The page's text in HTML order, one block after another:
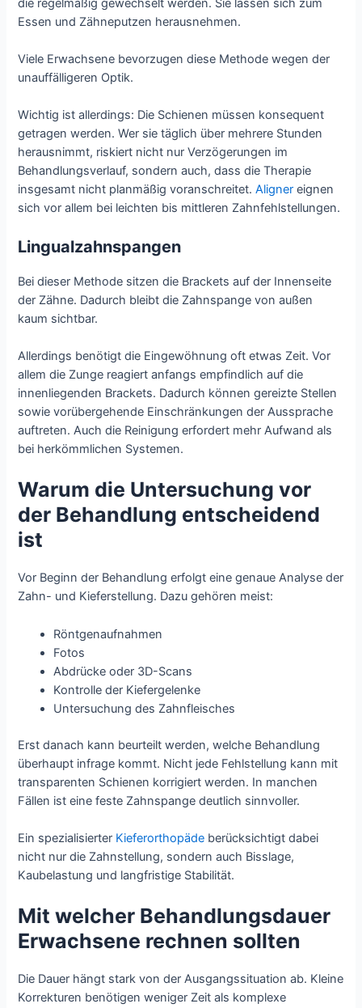
die regelmäßig gewechselt werden. Sie lassen sich zum
Essen und Zähneputzen herausnehmen.
Viele Erwachsene bevorzugen diese Methode wegen der
unauffälligeren Optik.
Wichtig ist allerdings: Die Schienen müssen konsequent
getragen werden. Wer sie täglich über mehrere Stunden
herausnimmt, riskiert nicht nur Verzögerungen im
Behandlungsverlauf, sondern auch, dass die Therapie
insgesamt nicht planmäßig voranschreitet.Aligner eignen
sich vor allem bei leichten bis mittleren Zahnfehlstellungen.
Lingualzahnspangen
Bei dieser Methode sitzen die Brackets auf der Innenseite
der Zähne. Dadurch bleibt die Zahnspange von außen
kaum sichtbar.
Allerdings benötigt die Eingewöhnung oft etwas Zeit. Vor
allem die Zunge reagiert anfangs empfindlich auf die
innenliegenden Brackets. Dadurch können gereizte Stellen
sowie vorübergehende Einschränkungen der Aussprache
auftreten. Auch die Reinigung erfordert mehr Aufwand als
bei herkömmlichen Systemen.
Warum die Untersuchung vor
der Behandlung entscheidend
ist
Vor Beginn der Behandlung erfolgt eine genaue Analyse der
Zahn- und Kieferstellung. Dazu gehören meist:
Röntgenaufnahmen
Fotos
Abdrücke oder 3D-Scans
Kontrolle der Kiefergelenke
Untersuchung des Zahnfleisches
Erst danach kann beurteilt werden, welche Behandlung
überhaupt infrage kommt. Nicht jede Fehlstellung kann mit
transparenten Schienen korrigiert werden. In manchen
Fällen ist eine feste Zahnspange deutlich sinnvoller.
Ein spezialisierter Kieferorthopäde berücksichtigt dabei
nicht nur die Zahnstellung, sondern auch Bisslage,
Kaubelastung und langfristige Stabilität.
Mit welcher Behandlungsdauer
Erwachsene rechnen sollten
Die Dauer hängt stark von der Ausgangssituation ab. Kleine
Korrekturen benötigen weniger Zeit als komplexe